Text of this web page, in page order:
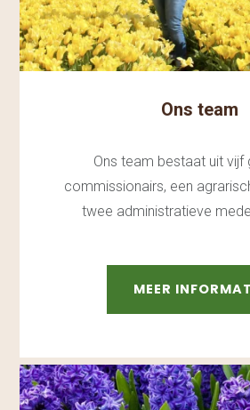
Ons team
Ons team bestaat uit vijf
commissionairs, een
twee administratieve
MEER